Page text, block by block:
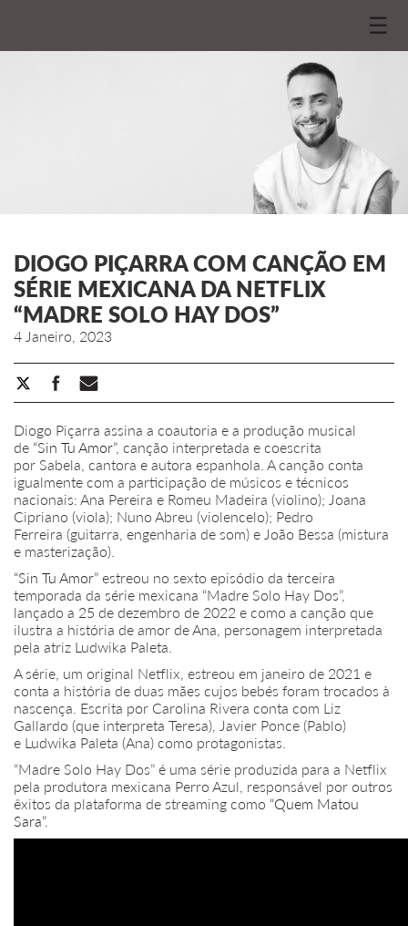
☰
DIOGO PIÇARRA COM CANÇÃO EM
SÉRIE MEXICANA DA NETFLIX
“MADRE SOLO HAY DOS”
4 Janeiro, 2023
Diogo Piçarra assina a coautoria e a produção musical
de “Sin Tu Amor”, canção interpretada e coescrita
por Sabela , cantora e autora espanhola. A canção conta
igualmente com a participação de músicos e técnicos
nacionais: Ana Pereira e Romeu Madeira (violino); Joana
Cipriano (viola); Nuno Abreu (violencelo); Pedro
Ferreira (guitarra, engenharia de som) e João Bessa (mistura
e masterização).
“Sin Tu Amor” estreou no sexto episódio da terceira
temporada da série mexicana “Madre Solo Hay Dos”,
lançado a 25 de dezembro de 2022 e como a canção que
ilustra a história de amor de Ana, personagem interpretada
pela atriz Ludwika Paleta.
A série, um original Netflix, estreou em janeiro de 2021 e
conta a história de duas mães cujos bebés foram trocados à
nascença. Escrita por Carolina Rivera conta com Liz
Gallardo (que interpreta Teresa), Javier Ponce (Pablo)
e Ludwika Paleta (Ana) como protagonistas.
“Madre Solo Hay Dos” é uma série produzida para a Netflix
pela produtora mexicana Perro Azul, responsável por outros
êxitos da plataforma de streaming como “Quem Matou
Sara”.